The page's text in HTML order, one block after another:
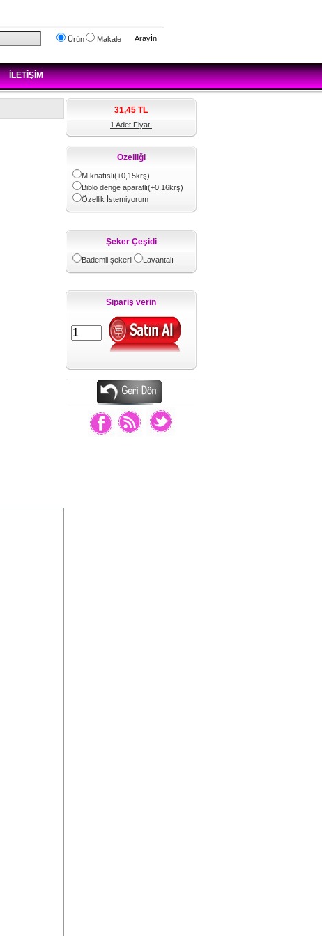
Ürün Makale Arayİn!
İLETİŞİM
31,45 TL
1 Adet Fiyatı
Özelliği
Mıknatıslı(+0,15krş)
Biblo denge aparatlı(+0,16krş)
Özellik İstemiyorum
Şeker Çeşidi
Bademli şekerli Lavantalı
Sipariş verin